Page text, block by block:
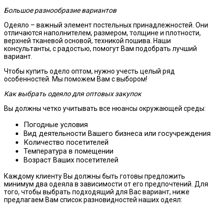
Большое разнообразие вариантов
Одеяло – важный элемент постельных принадлежностей. Они
отличаются наполнителем, размером, толщине и плотности,
верхней тканевой основой, техникой пошива. Наши
консультанты, с радостью, помогут Вам подобрать лучший
вариант.
Чтобы купить одело оптом, нужно учесть целый ряд
особенностей. Мы поможем Вам с выбором!
Как выбрать одеяло для оптовых закупок
Вы должны четко учитывать все нюансы окружающей среды:
Погодные условия
Вид деятельности Вашего бизнеса или госучреждения
Количество посетителей
Температура в помещении
Возраст Ваших посетителей
Каждому клиенту Вы должны быть готовы предложить
минимум два одеяла в зависимости от его предпочтений. Для
того, чтобы выбрать подходящий для Вас вариант, ниже
предлагаем Вам список разновидностей наших одеял: